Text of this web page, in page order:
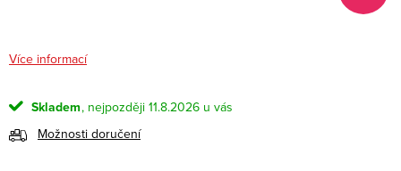
Více informací
Skladem
11.8.2026
Možnosti doručení